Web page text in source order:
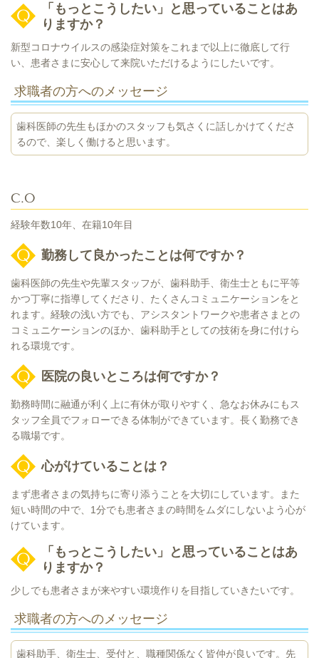
「もっとこうしたい」と思っていることはあ
りますか？
新型コロナウイルスの感染症対策をこれまで以上に徹底して行
い、患者さまに安心して来院いただけるようにしたいです。
求職者の方へのメッセージ
歯科医師の先生もほかのスタッフも気さくに話しかけてくださ
るので、楽しく働けると思います。
C.O
経験年数10年、在籍10年目
勤務して良かったことは何ですか？
歯科医師の先生や先輩スタッフが、歯科助手、衛生士ともに平等
かつ丁寧に指導してくださり、たくさんコミュニケーションをと
れます。経験の浅い方でも、アシスタントワークや患者さまとの
コミュニケーションのほか、歯科助手としての技術を身に付けら
れる環境です。
医院の良いところは何ですか？
勤務時間に融通が利く上に有休が取りやすく、急なお休みにもス
タッフ全員でフォローできる体制ができています。長く勤務でき
る職場です。
心がけていることは？
まず患者さまの気持ちに寄り添うことを大切にしています。また
短い時間の中で、1分でも患者さまの時間をムダにしないよう心が
けています。
「もっとこうしたい」と思っていることはあ
りますか？
少しでも患者さまが来やすい環境作りを目指していきたいです。
求職者の方へのメッセージ
歯科助手、衛生士、受付と、職種関係なく皆仲が良いです。先